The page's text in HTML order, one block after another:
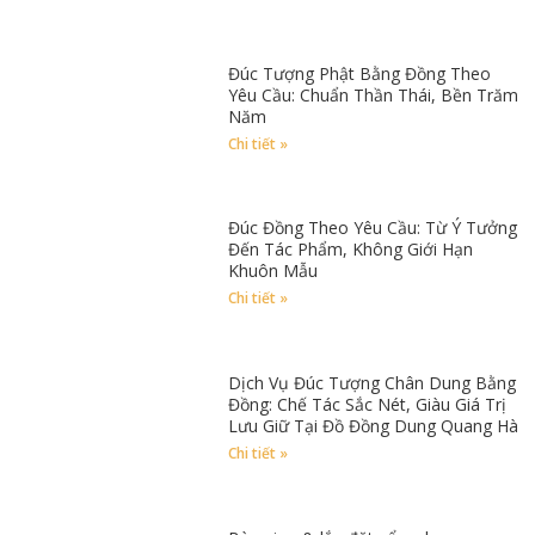
Đúc Tượng Phật Bằng Đồng Theo
Yêu Cầu: Chuẩn Thần Thái, Bền Trăm
Năm
Chi tiết »
Đúc Đồng Theo Yêu Cầu: Từ Ý Tưởng
Đến Tác Phẩm, Không Giới Hạn
Khuôn Mẫu
Chi tiết »
Dịch Vụ Đúc Tượng Chân Dung Bằng
Đồng: Chế Tác Sắc Nét, Giàu Giá Trị
Lưu Giữ Tại Đồ Đồng Dung Quang Hà
Chi tiết »